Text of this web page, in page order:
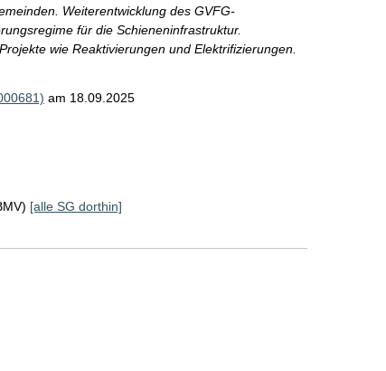
Weiterentwicklung des GVFG-
für die Schieneninfrastruktur.
wie Reaktivierungen und Elektrifizierungen.
am 18.09.2025
[alle SG dorthin]